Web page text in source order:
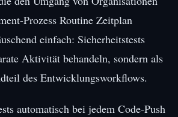
Prozess Routine Zeitplan
einfach: Sicherheitstests
Aktivität behandeln, sondern als
des Entwicklungsworkflows.
automatisch bei jedem Code-Push